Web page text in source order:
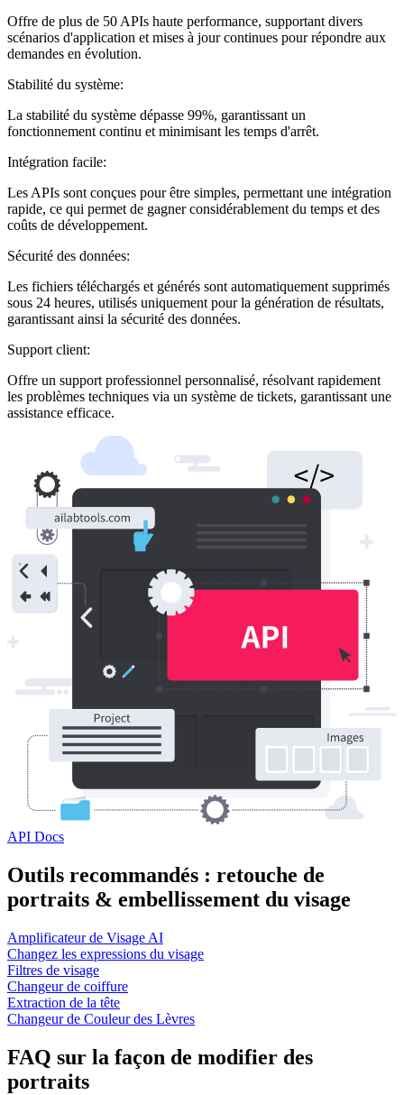
Offre de plus de 50 APIs haute performance, supportant divers
scénarios d'application et mises à jour continues pour répondre aux
demandes en évolution.
Stabilité du système:
La stabilité du système dépasse 99%, garantissant un
fonctionnement continu et minimisant les temps d'arrêt.
Intégration facile:
Les APIs sont conçues pour être simples, permettant une intégration
rapide, ce qui permet de gagner considérablement du temps et des
coûts de développement.
Sécurité des données:
Les fichiers téléchargés et générés sont automatiquement supprimés
sous 24 heures, utilisés uniquement pour la génération de résultats,
garantissant ainsi la sécurité des données.
Support client:
Offre un support professionnel personnalisé, résolvant rapidement
les problèmes techniques via un système de tickets, garantissant une
assistance efficace.
API Docs
Outils recommandés : retouche de
portraits & embellissement du visage
Amplificateur de Visage AI
Changez les expressions du visage
Filtres de visage
Changeur de coiffure
Extraction de la tête
Changeur de Couleur des Lèvres
FAQ sur la façon de modifier des
portraits